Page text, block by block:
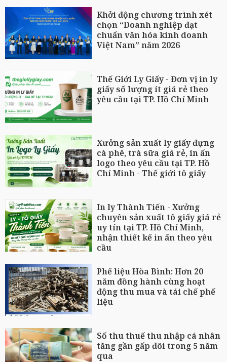
Khởi động chương trình xét
chọn “Doanh nghiệp đạt
chuẩn văn hóa kinh doanh
Việt Nam” năm 2026
Thế Giới Ly Giấy - Đơn vị in ly
giấy số lượng ít giá rẻ theo
yêu cầu tại TP. Hồ Chí Minh
Xưởng sản xuất ly giấy đựng
cà phê, trà sữa giá rẻ, in ấn
logo theo yêu cầu tại TP. Hồ
Chí Minh - Thế giới tô giấy
In ly Thành Tiến - Xưởng
chuyên sản xuất tô giấy giá rẻ
uy tín tại TP. Hồ Chí Minh,
nhận thiết kế in ấn theo yêu
cầu
Phế liệu Hòa Bình: Hơn 20
năm đồng hành cùng hoạt
động thu mua và tái chế phế
liệu
Số thu thuế thu nhập cá nhân
tăng gần gấp đôi trong 5 năm
qua